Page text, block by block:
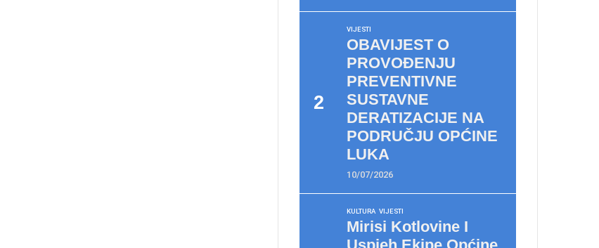
VIJESTI
OBAVIJEST O
PROVOĐENJU
PREVENTIVNE
SUSTAVNE
DERATIZACIJE NA
PODRUČJU OPĆINE
LUKA
10/07/2026
KULTURA VIJESTI
Mirisi Kotlovine I
Uspjeh Ekipe Općine